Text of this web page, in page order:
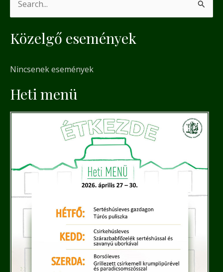
a
c
f
Közelgő események
Nincsenek események
Heti menü